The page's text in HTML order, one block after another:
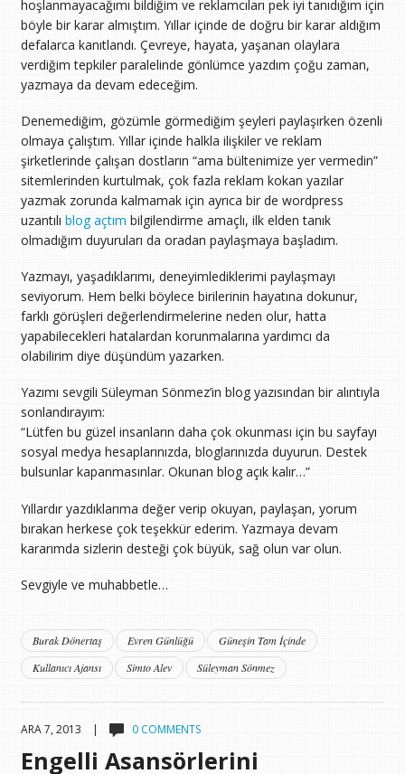
hoşlanmayacağımı bildiğim ve reklamcıları pek iyi tanıdığım için
böyle bir karar almıştım. Yıllar içinde de doğru bir karar aldığım
defalarca kanıtlandı. Çevreye, hayata, yaşanan olaylara
verdiğim tepkiler paralelinde gönlümce yazdım çoğu zaman,
yazmaya da devam edeceğim.
Denemediğim, gözümle görmediğim şeyleri paylaşırken özenli
olmaya çalıştım. Yıllar içinde halkla ilişkiler ve reklam
şirketlerinde çalışan dostların “ama bültenimize yer vermedin”
sitemlerinden kurtulmak, çok fazla reklam kokan yazılar
yazmak zorunda kalmamak için ayrıca bir de wordpress
uzantılı blog açtım bilgilendirme amaçlı, ilk elden tanık
olmadığım duyuruları da oradan paylaşmaya başladım.
Yazmayı, yaşadıklarımı, deneyimlediklerimi paylaşmayı
seviyorum. Hem belki böylece birilerinin hayatına dokunur,
farklı görüşleri değerlendirmelerine neden olur, hatta
yapabilecekleri hatalardan korunmalarına yardımcı da
olabilirim diye düşündüm yazarken.
Yazımı sevgili Süleyman Sönmez’in blog yazısından bir alıntıyla
sonlandırayım:
“Lütfen bu güzel insanların daha çok okunması için bu sayfayı
sosyal medya hesaplarınızda, bloglarınızda duyurun. Destek
bulsunlar kapanmasınlar. Okunan blog açık kalır…”
Yıllardır yazdıklarıma değer verip okuyan, paylaşan, yorum
bırakan herkese çok teşekkür ederim. Yazmaya devam
kararımda sizlerin desteği çok büyük, sağ olun var olun.
Sevgiyle ve muhabbetle…
Burak Dönertaş Evren Günlüğü
Güneşin Tam İçinde
Kullanıcı Ajansı
Simto Alev Süleyman Sönmez
ARA 7, 2013 | 0 COMMENTS
Engelli Asansörlerini